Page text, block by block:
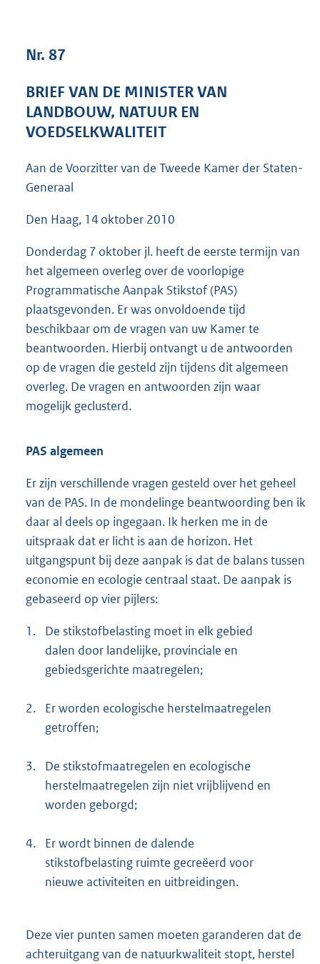
:
5
Nr. 87
BRIEF VAN DE MINISTER VAN
LANDBOUW, NATUUR EN
VOEDSELKWALITEIT
Aan de Voorzitter van de Tweede Kamer der Staten-
Generaal
Den Haag, 14 oktober 2010
Donderdag 7 oktober jl. heeft de eerste termijn van
het algemeen overleg over de voorlopige
Programmatische Aanpak Stikstof (PAS)
plaatsgevonden. Er was onvoldoende tijd
beschikbaar om de vragen van uw Kamer te
beantwoorden. Hierbij ontvangt u de antwoorden
op de vragen die gesteld zijn tijdens dit algemeen
overleg. De vragen en antwoorden zijn waar
mogelijk geclusterd.
PAS algemeen
Er zijn verschillende vragen gesteld over het geheel
van de PAS. In de mondelinge beantwoording ben ik
daar al deels op ingegaan. Ik herken me in de
uitspraak dat er licht is aan de horizon. Het
uitgangspunt bij deze aanpak is dat de balans tussen
economie en ecologie centraal staat. De aanpak is
gebaseerd op vier pijlers:
1.
De stikstofbelasting moet in elk gebied
dalen door landelijke, provinciale en
gebiedsgerichte maatregelen;
2.
Er worden ecologische herstelmaatregelen
getroffen;
3.
De stikstofmaatregelen en ecologische
herstelmaatregelen zijn niet vrijblijvend en
worden geborgd;
4.
Er wordt binnen de dalende
stikstofbelasting ruimte gecreëerd voor
nieuwe activiteiten en uitbreidingen.
Deze vier punten samen moeten garanderen dat de
achteruitgang van de natuurkwaliteit stopt, herstel